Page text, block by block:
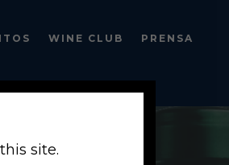
WINE CLUB PRENSA
site.